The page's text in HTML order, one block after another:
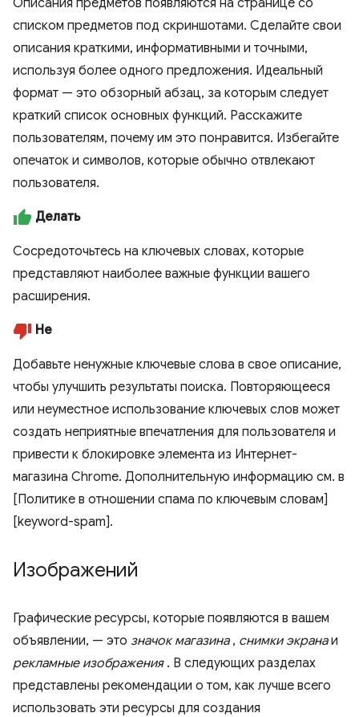
списком предметов под скриншотами. Сделайте свои
описания краткими, информативными и точными,
используя более одного предложения. Идеальный
формат — это обзорный абзац, за которым следует
краткий список основных функций. Расскажите
пользователям, почему им это понравится. Избегайте
опечаток и символов, которые обычно отвлекают
пользователя.
Делать
Сосредоточьтесь на ключевых словах, которые
представляют наиболее важные функции вашего
расширения.
Не
Добавьте ненужные ключевые слова в свое описание,
чтобы улучшить результаты поиска. Повторяющееся
или неуместное использование ключевых слов может
создать неприятные впечатления для пользователя и
привести к блокировке элемента из Интернет-
магазина Chrome. Дополнительную информацию см. в
[Политике в отношении спама по ключевым словам]
[keyword-spam].
Изображений
Графические ресурсы, которые появляются в вашем
объявлении, — это значок магазина, снимки экранаи
рекламные изображения. В следующих разделах
представлены рекомендации о том, как лучше всего
использовать эти ресурсы для создания